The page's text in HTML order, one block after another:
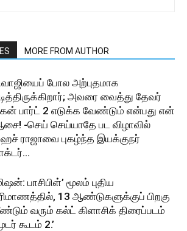
MORE FROM AUTHOR
போல அற்புதமாக
அவரை வைத்து தேவர்
பார்ட் 2 எடுக்க வேண்டும் என்பது என்
-செய் செய்யாதே பட விழாவில்
ராஜாவை புகழ்ந்த இயக்குநர்
பாசிபிள்’ மூலம் புதிய
13 ஆண்டுகளுக்குப் பிறகு
வரும் கல்ட் கிளாசிக் திரைப்படம்
கூடம் 2.’